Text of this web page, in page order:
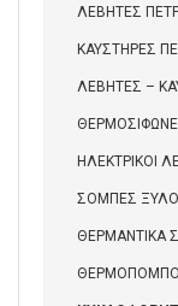
ΛΕΒΗΤΕΣ
ΚΑΥΣΤΗΡΕΣ
ΛΕΒΗΤΕΣ –
ΗΛΕΚΤΡΙΚΟΙ
ΣΟΜΠΕΣ
ΘΕΡΜΑΝΤΙΚΑ
ΘΕΡΜΟΠΟΜΠΟΙ